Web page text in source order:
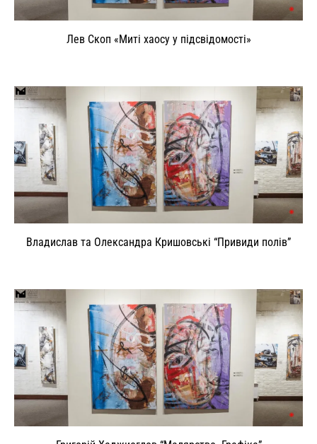
Лев Скоп «Миті хаосу у підсвідомості»
Владислав та Олександра Кришовські “Привиди полів”